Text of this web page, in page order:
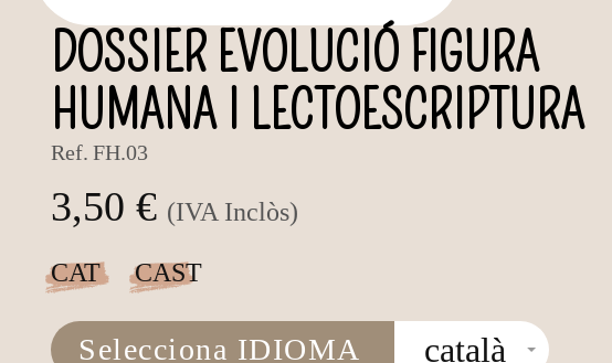
DOSSIER EVOLUCIÓ FIGURA
HUMANA I LECTOESCRIPTURA
CAT CAST
Ref. FH.03
3,50 € (IVA Inclòs)
Selecciona IDIOMA català